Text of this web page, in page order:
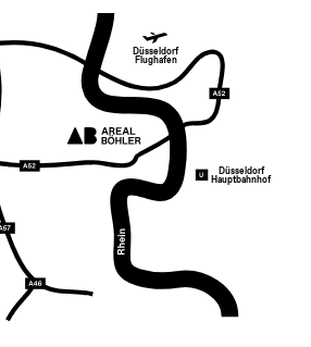
Düsseldorf
Flughafen
Düsseldorf
Hauptbahnhof